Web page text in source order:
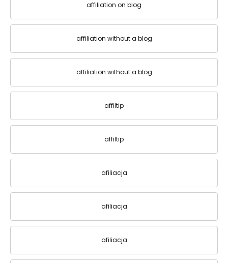
affiliation on blog
affiliation without a blog
affiliation without a blog
affiltip
affiltip
afiliacja
afiliacja
afiliacja